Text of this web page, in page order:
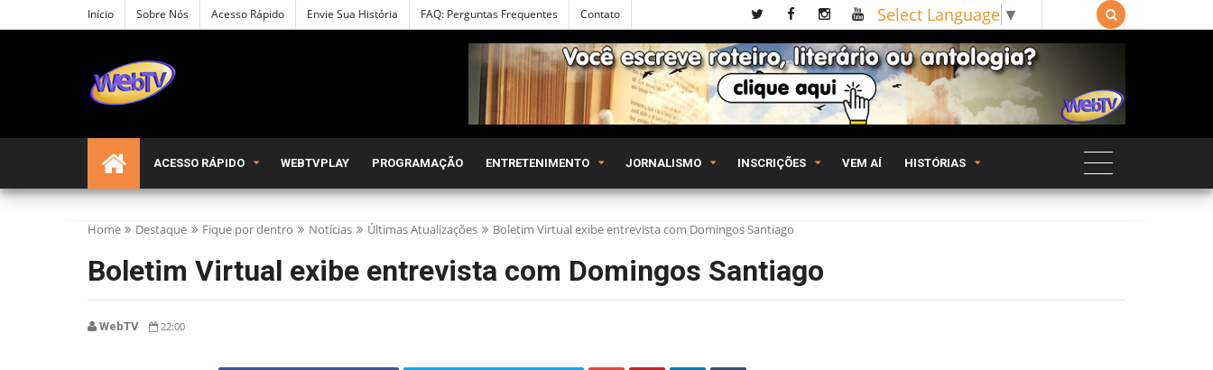
Início Sobre Nós Acesso Rápido Envie Sua História FAQ: Perguntas Frequentes Contato Select Language ▼ 
ACESSO RÁPIDO WEBTVPLAY PROGRAMAÇÃO ENTRETENIMENTO JORNALISMO INSCRIÇÕES VEM AÍ HISTÓRIAS
Home Destaque Fique por dentro Notícias Últimas Atualizações Boletim Virtual exibe entrevista com Domingos Santiago
Boletim Virtual exibe entrevista com Domingos Santiago
WebTV 22:00